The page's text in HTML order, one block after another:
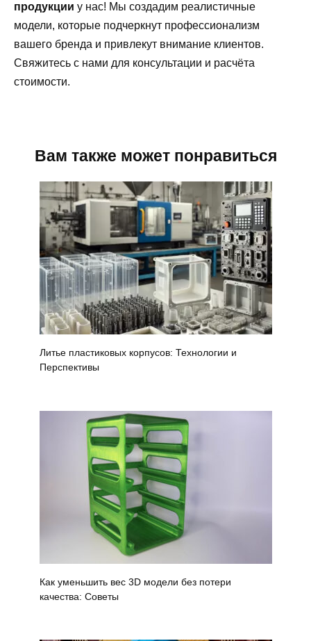
продукции у нас! Мы создадим реалистичные
модели, которые подчеркнут профессионализм
вашего бренда и привлекут внимание клиентов.
Свяжитесь с нами для консультации и расчёта
стоимости.
Вам также может понравиться
Литье пластиковых корпусов: Технологии и
Перспективы
Как уменьшить вес 3D модели без потери
качества: Советы